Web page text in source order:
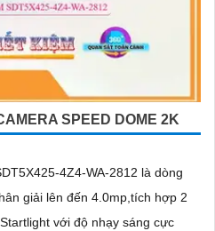
SPEED DOME 2K
4Z4-WA-2812 là dòng
giải lên đến 4.0mp,tích hợp 2
với độ nhạy sáng cực